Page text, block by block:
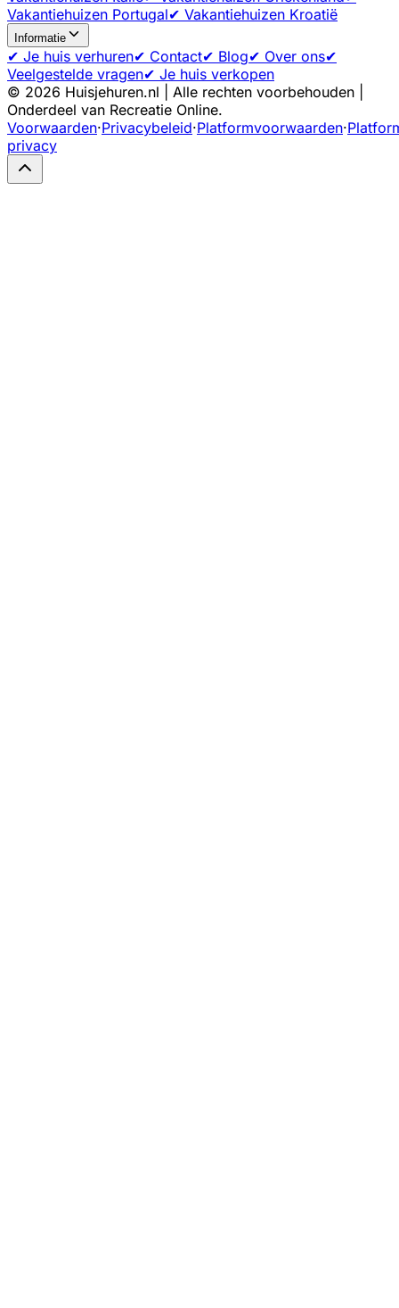
Vakantiehuizen Portugal✔ Vakantiehuizen Kroatië
Informatie
✔ Je huis verhuren✔ Contact✔ Blog✔ Over ons✔
Veelgestelde vragen✔ Je huis verkopen
© 2026 Huisjehuren.nl | Alle rechten voorbehouden |
Onderdeel van Recreatie Online.
Voorwaarden·Privacybeleid·Platformvoorwaarden·
privacy